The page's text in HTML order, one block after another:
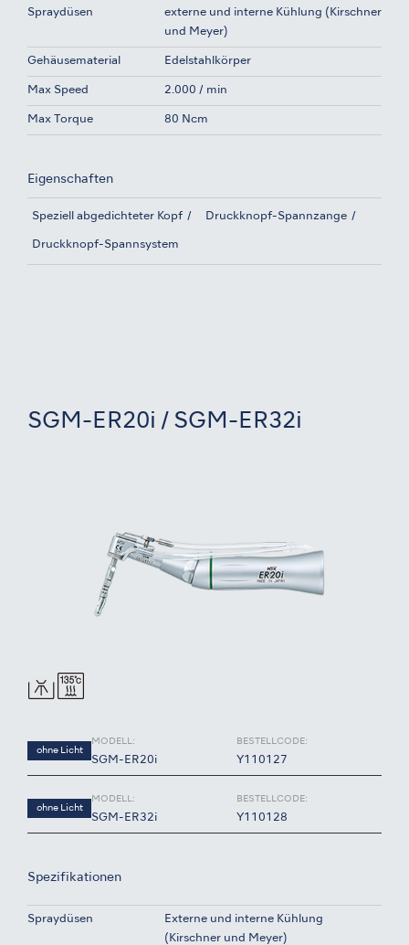
Spraydüsen
externe und interne Kühlung (Kirschner
und Meyer)
Gehäusematerial Edelstahlkörper
Max Speed 2.000 / min
Max Torque 80 Ncm
Eigenschaften
Speziell abgedichteter Kopf Druckknopf-Spannzange
Druckknopf-Spannsystem
SGM-ER20i / SGM-ER32i
ohne Licht
MODELL:
SGM-ER20i
BESTELLCODE:
Y110127
ohne Licht
MODELL:
SGM-ER32i
BESTELLCODE:
Y110128
Spezifikationen
Spraydüsen
Externe und interne Kühlung
(Kirschner und Meyer)